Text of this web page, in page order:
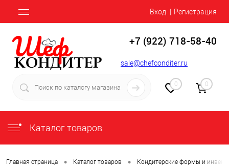
Вход Регистрация
+7 (922) 718-58-40
sale@chefconditer.ru
0 0
Каталог товаров
Главная страница • Каталог товаров • Кондитерские формы и